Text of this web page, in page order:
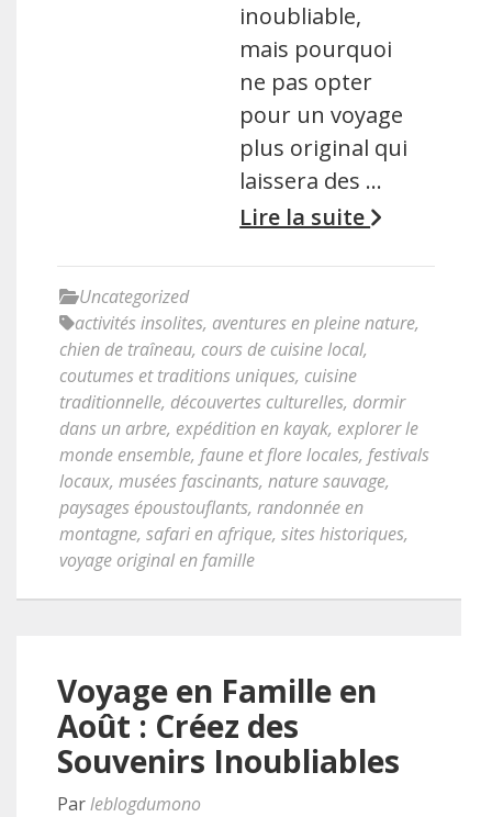
inoubliable,
mais pourquoi
ne pas opter
pour un voyage
plus original qui
laissera des …
Lire la suite
Uncategorized
activités insolites, aventures en pleine nature,
chien de traîneau, cours de cuisine local,
coutumes et traditions uniques, cuisine
traditionnelle, découvertes culturelles, dormir
dans un arbre, expédition en kayak, explorer le
monde ensemble, faune et flore locales, festivals
locaux, musées fascinants, nature sauvage,
paysages époustouflants, randonnée en
montagne, safari en afrique, sites historiques,
voyage original en famille
Voyage en Famille en
Août : Créez des
Souvenirs Inoubliables
Parleblogdumono